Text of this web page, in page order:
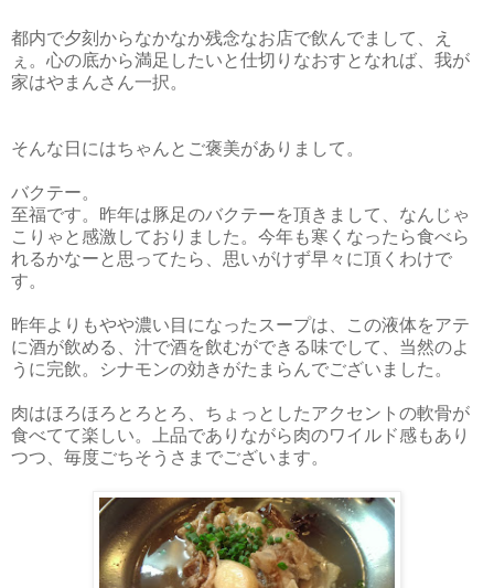
都内で夕刻からなかなか残念なお店で飲んでまして、え
ぇ。心の底から満足したいと仕切りなおすとなれば、我が
家はやまんさん一択。
そんな日にはちゃんとご褒美がありまして。
バクテー。
至福です。昨年は豚足のバクテーを頂きまして、なんじゃ
こりゃと感激しておりました。今年も寒くなったら食べら
れるかなーと思ってたら、思いがけず早々に頂くわけで
す。
昨年よりもやや濃い目になったスープは、この液体をアテ
に酒が飲める、汁で酒を飲むができる味でして、当然のよ
うに完飲。シナモンの効きがたまらんでございました。
肉はほろほろとろとろ、ちょっとしたアクセントの軟骨が
食べてて楽しい。上品でありながら肉のワイルド感もあり
つつ、毎度ごちそうさまでございます。